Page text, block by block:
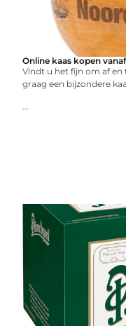
Online kaas kopen
Vindt u het fijn om af en
graag een bijzondere
...